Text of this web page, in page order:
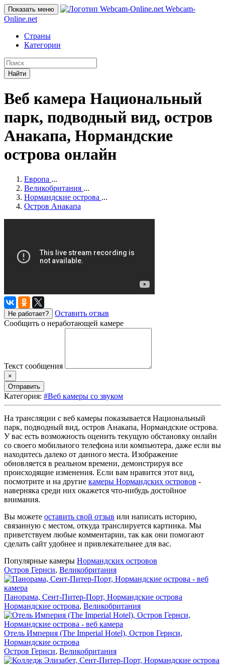
Показать меню
Webcam-
Online.net
Страны
Категории
Найти
Веб камера Национальный
парк, подводный вид, остров
Анакапа, Нормандские
острова онлайн
Европа ...
Великобритания ...
Нормандские острова ...
Остров Анакапа
Не работает?
Оставить отзыв
Сообщить о неработающей камере
Текст сообщения
×
Отправить
Категория: #Веб камеры со звуком
На трансляции с веб камеры показывается Национальный
парк, подводный вид, остров Анакапа, Нормандские острова.
У вас есть возможность оценить текущую обстановку онлайн
со своего мобильного телефона или компьютера, даже если вы
находитесь далеко от данного места. Изображение
обновляется в реальном времени, демонстрируя все
происходящие изменения. Если вам нравится этот вид,
посмотрите и на другие камеры Нормандских островов -
наверняка среди них окажется что-нибудь достойное
внимания.
Вы можете оставить свой отзыв или написать историю,
связанную с местом, откуда транслируется картинка. Мы
приветствуем любые комментарии, так как они помогают
сделать сайт удобнее и привлекательнее для вас.
Популярные камеры Нормандских островов
Остров Гернси, Великобритания
Панорама, Сент-Питер-Порт, Нормандские острова
Нормандские острова, Великобритания
Отель Империя (The Imperial Hotel), Остров Гернси,
Нормандские острова
Остров Гернси, Великобритания